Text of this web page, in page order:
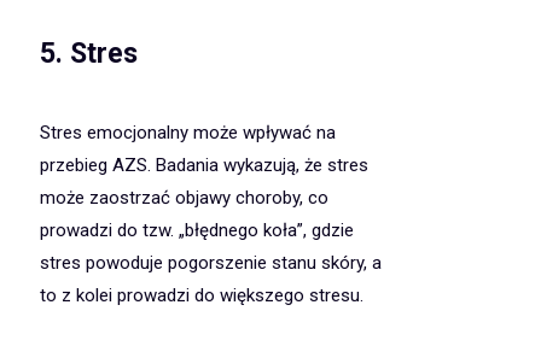
5. Stres
Stres emocjonalny może wpływać na
przebieg AZS. Badania wykazują, że stres
może zaostrzać objawy choroby, co
prowadzi do tzw. „błędnego koła”, gdzie
stres powoduje pogorszenie stanu skóry, a
to z kolei prowadzi do większego stresu.